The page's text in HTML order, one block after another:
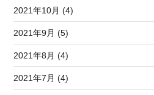
2021年10月 (4)
2021年9月 (5)
2021年8月 (4)
2021年7月 (4)